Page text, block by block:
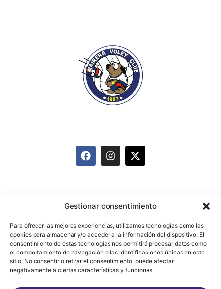
Gestionar consentimiento
Para ofrecer las mejores experiencias, utilizamos tecnologías como las
cookies para almacenar y/o acceder a la información del dispositivo. El
consentimiento de estas tecnologías nos permitirá procesar datos como
el comportamiento de navegación o las identificaciones únicas en este
sitio. No consentir o retirar el consentimiento, puede afectar
negativamente a ciertas características y funciones.
Carnet de Deportista
Patrocinadores
Contacto
Aviso legal